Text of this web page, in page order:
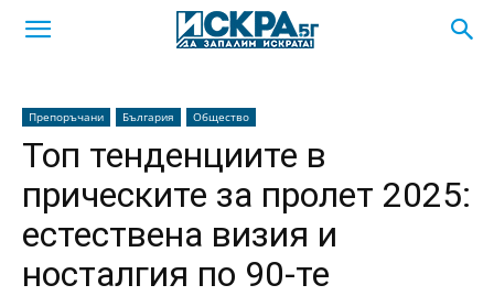
Препоръчани България Общество
Топ тенденциите в
прическите за пролет 2025:
естествена визия и
носталгия по 90-те